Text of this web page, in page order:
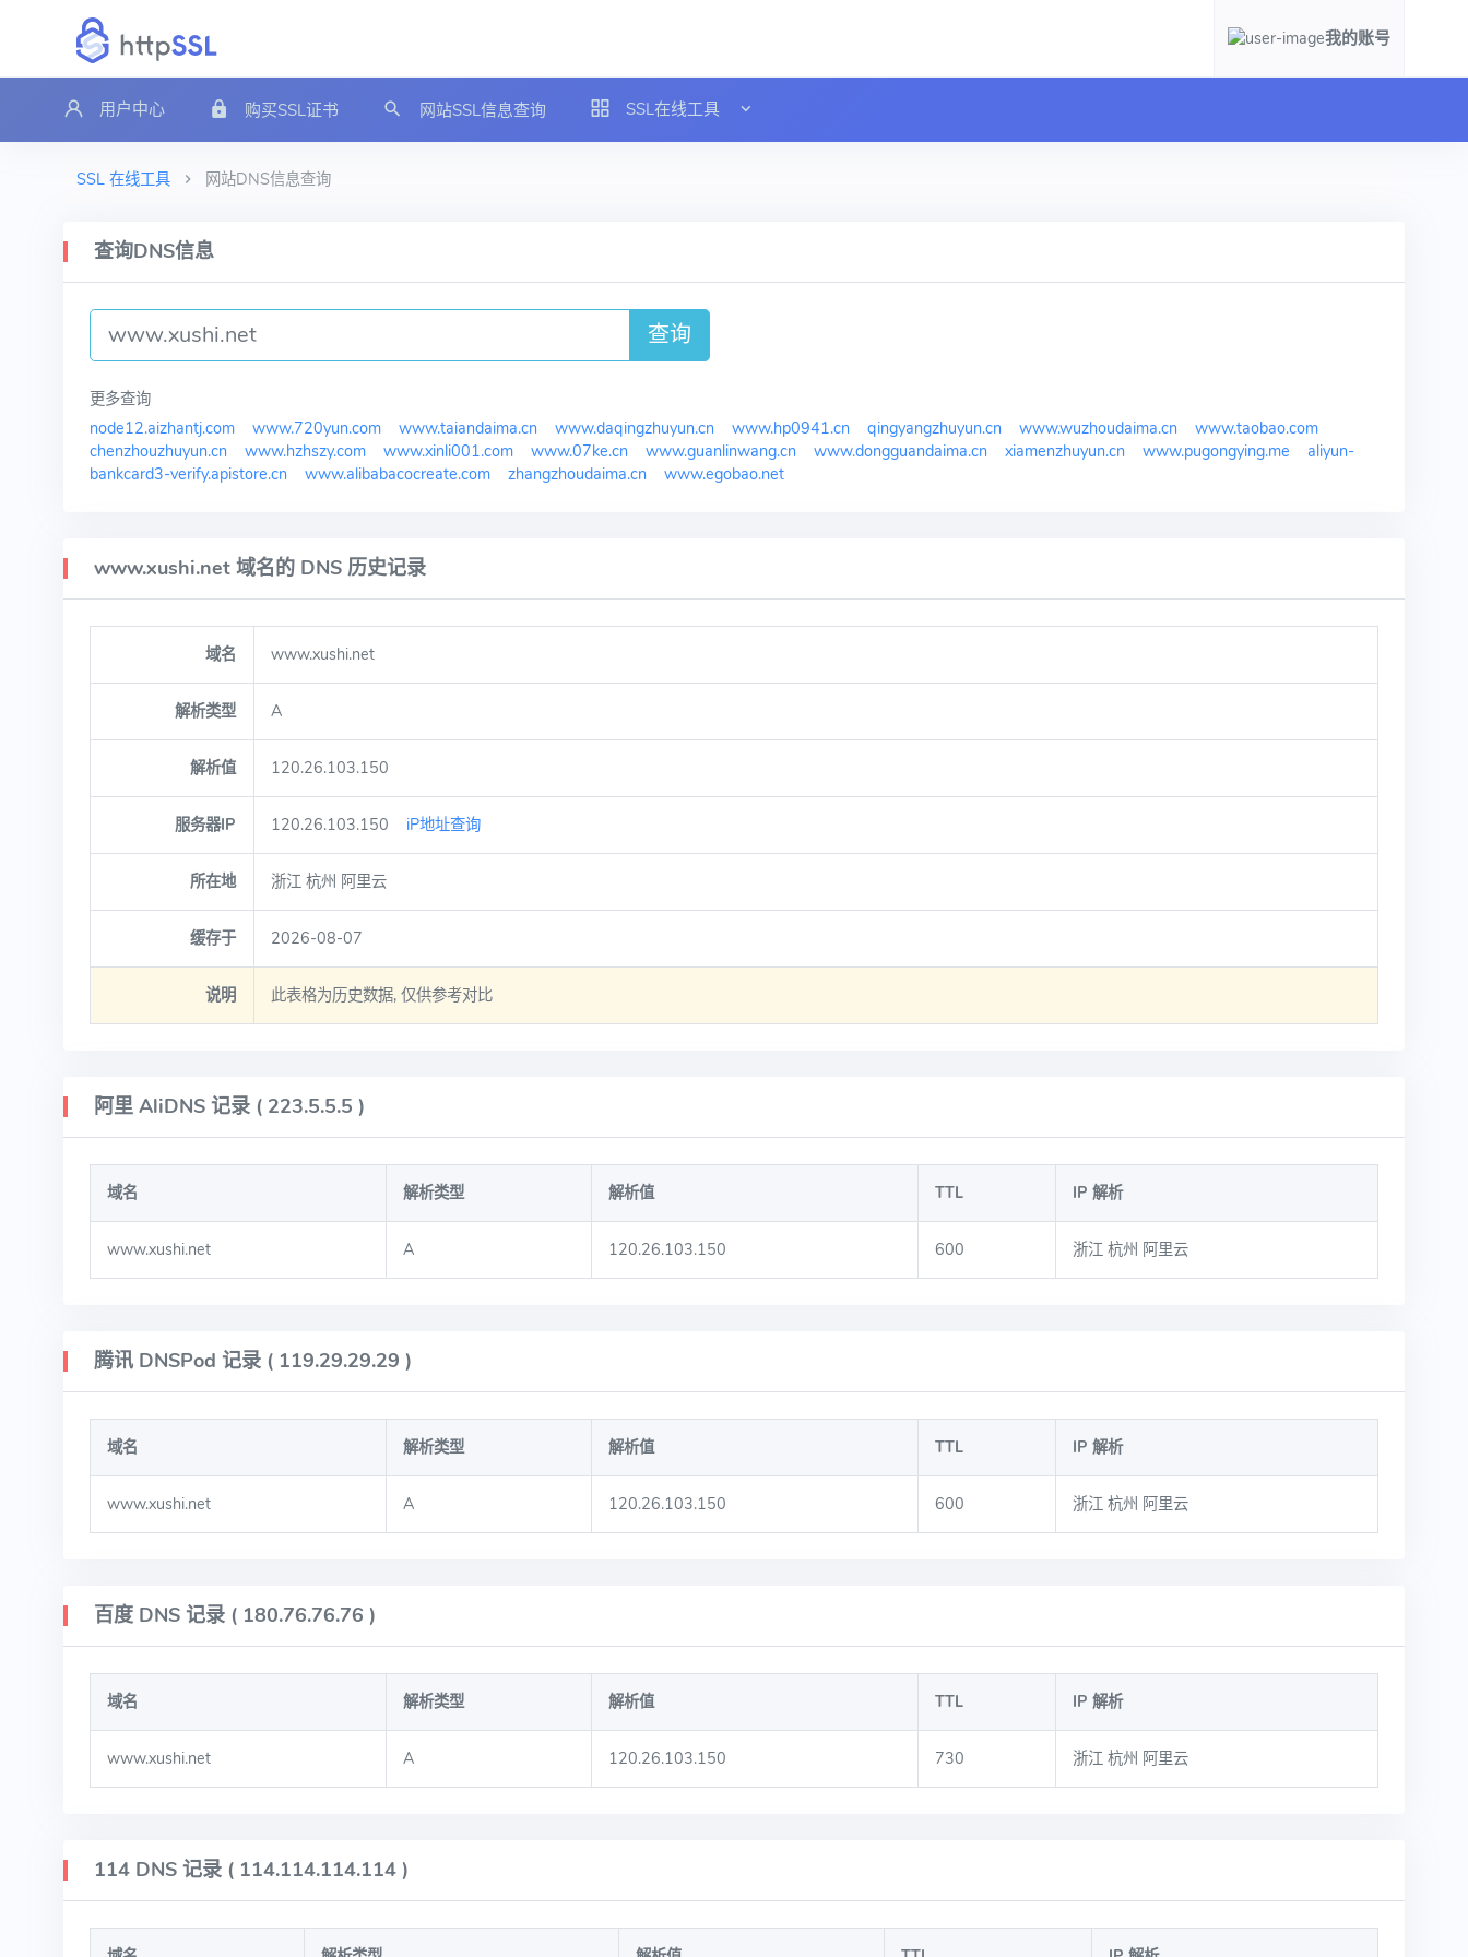
我的账号
用户中心 购买SSL证书 网站SSL信息查询 SSL在线工具
SSL 在线工具 网站DNS信息查询
查询DNS信息
查询
更多查询
node12.aizhantj.com
www.720yun.com www.taiandaima.cn www.daqingzhuyun.cn www.hp0941.cn qingyangzhuyun.cn www.wuzhoudaima.cn
www.taobao.com
chenzhouzhuyun.cn
www.hzhszy.com www.xinli001.com www.07ke.cn www.guanlinwang.cn www.dongguandaima.cn xiamenzhuyun.cn www.pugongying.me
aliyun-
bankcard3-verify.apistore.cn
www.alibabacocreate.com zhangzhoudaima.cn www.egobao.net
www.xushi.net 域名的 DNS 历史记录
域名 www.xushi.net
解析类型 A
解析值 120.26.103.150
服务器IP 120.26.103.150 iP地址查询
所在地 浙江 杭州 阿里云
缓存于 2026-08-07
说明 此表格为历史数据, 仅供参考对比
阿里 AliDNS 记录 ( 223.5.5.5 )
域名 解析类型 解析值 TTL IP 解析
www.xushi.net A 120.26.103.150 600 浙江 杭州 阿里云
腾讯 DNSPod 记录 ( 119.29.29.29 )
域名 解析类型 解析值 TTL IP 解析
www.xushi.net A 120.26.103.150 600 浙江 杭州 阿里云
百度 DNS 记录 ( 180.76.76.76 )
域名 解析类型 解析值 TTL IP 解析
www.xushi.net A 120.26.103.150 730 浙江 杭州 阿里云
114 DNS 记录 ( 114.114.114.114 )